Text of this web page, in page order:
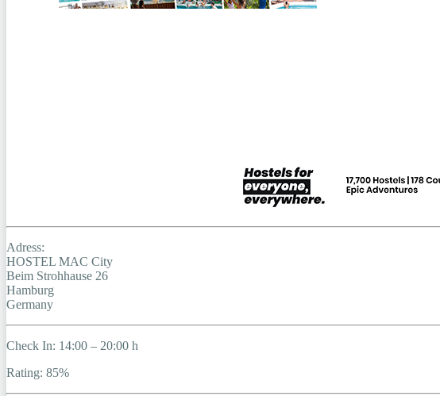
Adress:
HOSTEL MAC City
Beim Strohhause 26
Hamburg
Germany
Check In: 14:00 – 20:00 h
Rating: 85%